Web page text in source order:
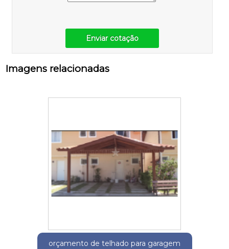
Enviar cotação
Imagens relacionadas
orçamento de telhado para garagem